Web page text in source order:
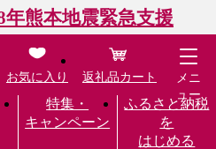
年熊本地震緊急支援
特集・
キャンペーン
ふるさと納税
を
はじめる
お気に入り 返礼品カート
メニ
ュー